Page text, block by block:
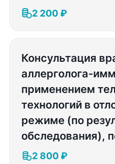
2 200 ₽
Консультация
аллерголога-
применением
технологий в
режиме (по
обследования),
2 800 ₽